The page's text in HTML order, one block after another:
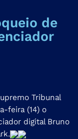
de
Tribunal
feira (14) o
digital Bruno